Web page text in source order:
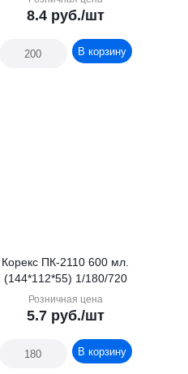
8.4руб./шт
В корзину
Корекс ПК-2110 600 мл.
(144*112*55) 1/180/720
Розничная цена
5.7руб./шт
В корзину